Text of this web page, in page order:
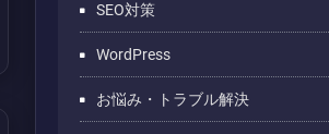
SEO対策
WordPress
お悩み・トラブル解決